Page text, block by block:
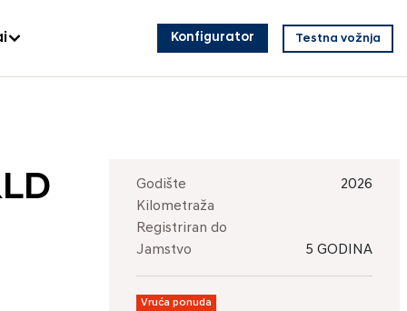
Konfigurator Testna vožnja
Godište
2026
Kilometraža
Registriran do
Jamstvo
5 GODINA
Vruća ponuda